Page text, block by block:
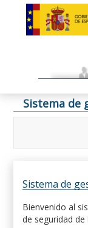
Sistema de
Sistema de
Bienvenido al
de seguridad de